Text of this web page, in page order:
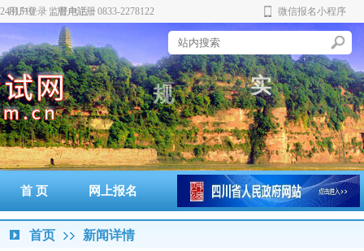
用户登录 用户注册
监督电话：0833-2278122 微信报名小程序
规 实
首 页 网上报名 准考证打印 通知书打印
成绩查询 政策法规
首页 新闻详情